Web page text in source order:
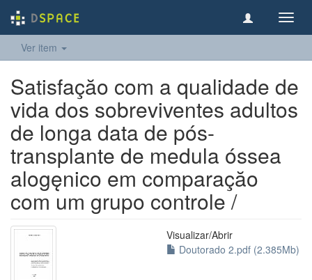
Ver item
Satisfaçăo com a qualidade de
vida dos sobreviventes adultos
de longa data de pós-
transplante de medula óssea
alogęnico em comparaçăo
com um grupo controle /
Visualizar/Abrir
Doutorado 2.pdf (2.385Mb)